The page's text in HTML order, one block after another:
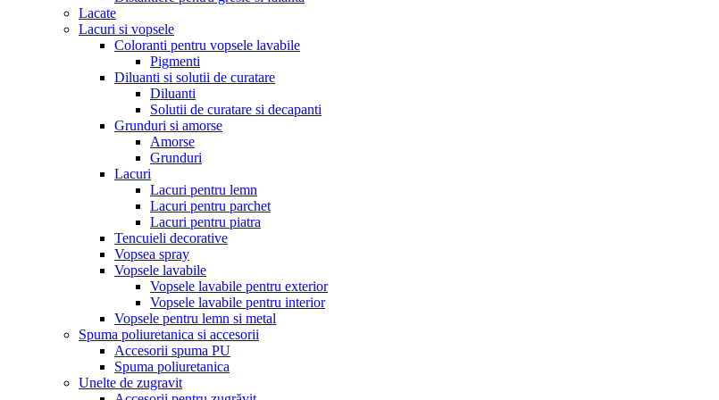
Lacate
Lacuri si vopsele
Coloranti pentru vopsele lavabile
Pigmenti
Diluanti si solutii de curatare
Diluanti
Solutii de curatare si decapanti
Grunduri si amorse
Amorse
Grunduri
Lacuri
Lacuri pentru lemn
Lacuri pentru parchet
Lacuri pentru piatra
Tencuieli decorative
Vopsea spray
Vopsele lavabile
Vopsele lavabile pentru exterior
Vopsele lavabile pentru interior
Vopsele pentru lemn si metal
Spuma poliuretanica si accesorii
Accesorii spuma PU
Spuma poliuretanica
Unelte de zugravit